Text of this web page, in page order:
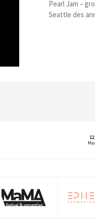
Pearl Jam –
Seattle des
12